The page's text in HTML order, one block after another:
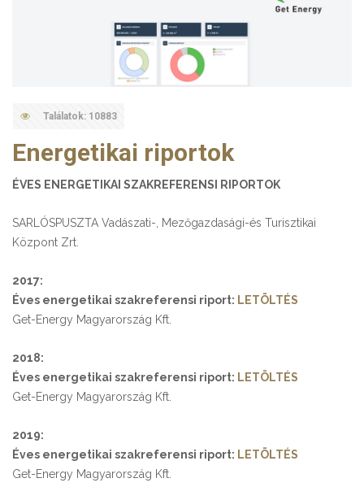
Találatok: 10883
Energetikai riportok
ÉVES ENERGETIKAI SZAKREFERENSI RIPORTOK
SARLÓSPUSZTA Vadászati-, Mezőgazdasági-és Turisztikai
Központ Zrt.
2017:
Éves energetikai szakreferensi riport: LETÖLTÉS
Get-Energy Magyarország Kft.
2018:
Éves energetikai szakreferensi riport: LETÖLTÉS
Get-Energy Magyarország Kft.
2019:
Éves energetikai szakreferensi riport: LETÖLTÉS
Get-Energy Magyarország Kft.